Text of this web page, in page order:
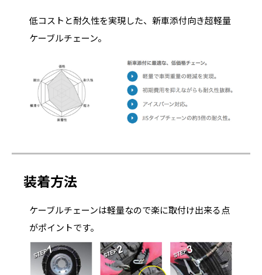
低コストと耐久性を実現した、新車添付向き超軽量
ケーブルチェーン。
装着方法
ケーブルチェーンは軽量なので楽に取付け出来る点
がポイントです。